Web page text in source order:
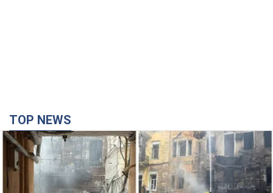
Российская армия совершила массированную
атаку на Одессу: горела историческая часть
города, есть пострадавшие. Фото и видео
Для террора враг применил ракеты и дроны
годину тому 24,5 т.